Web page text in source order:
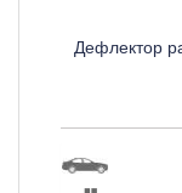
Дефлектор